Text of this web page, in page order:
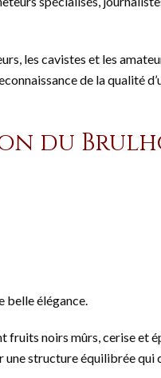
les cavistes et les
de la qualité
du
belle élégance.
fruits noirs mûrs, cerise et
une structure équilibrée qui